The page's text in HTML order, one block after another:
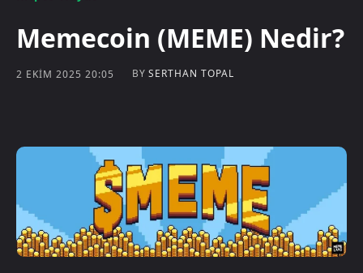
Memecoin (MEME) Nedir?
2 EKIM 2025 20:05 BY SERTHAN TOPAL